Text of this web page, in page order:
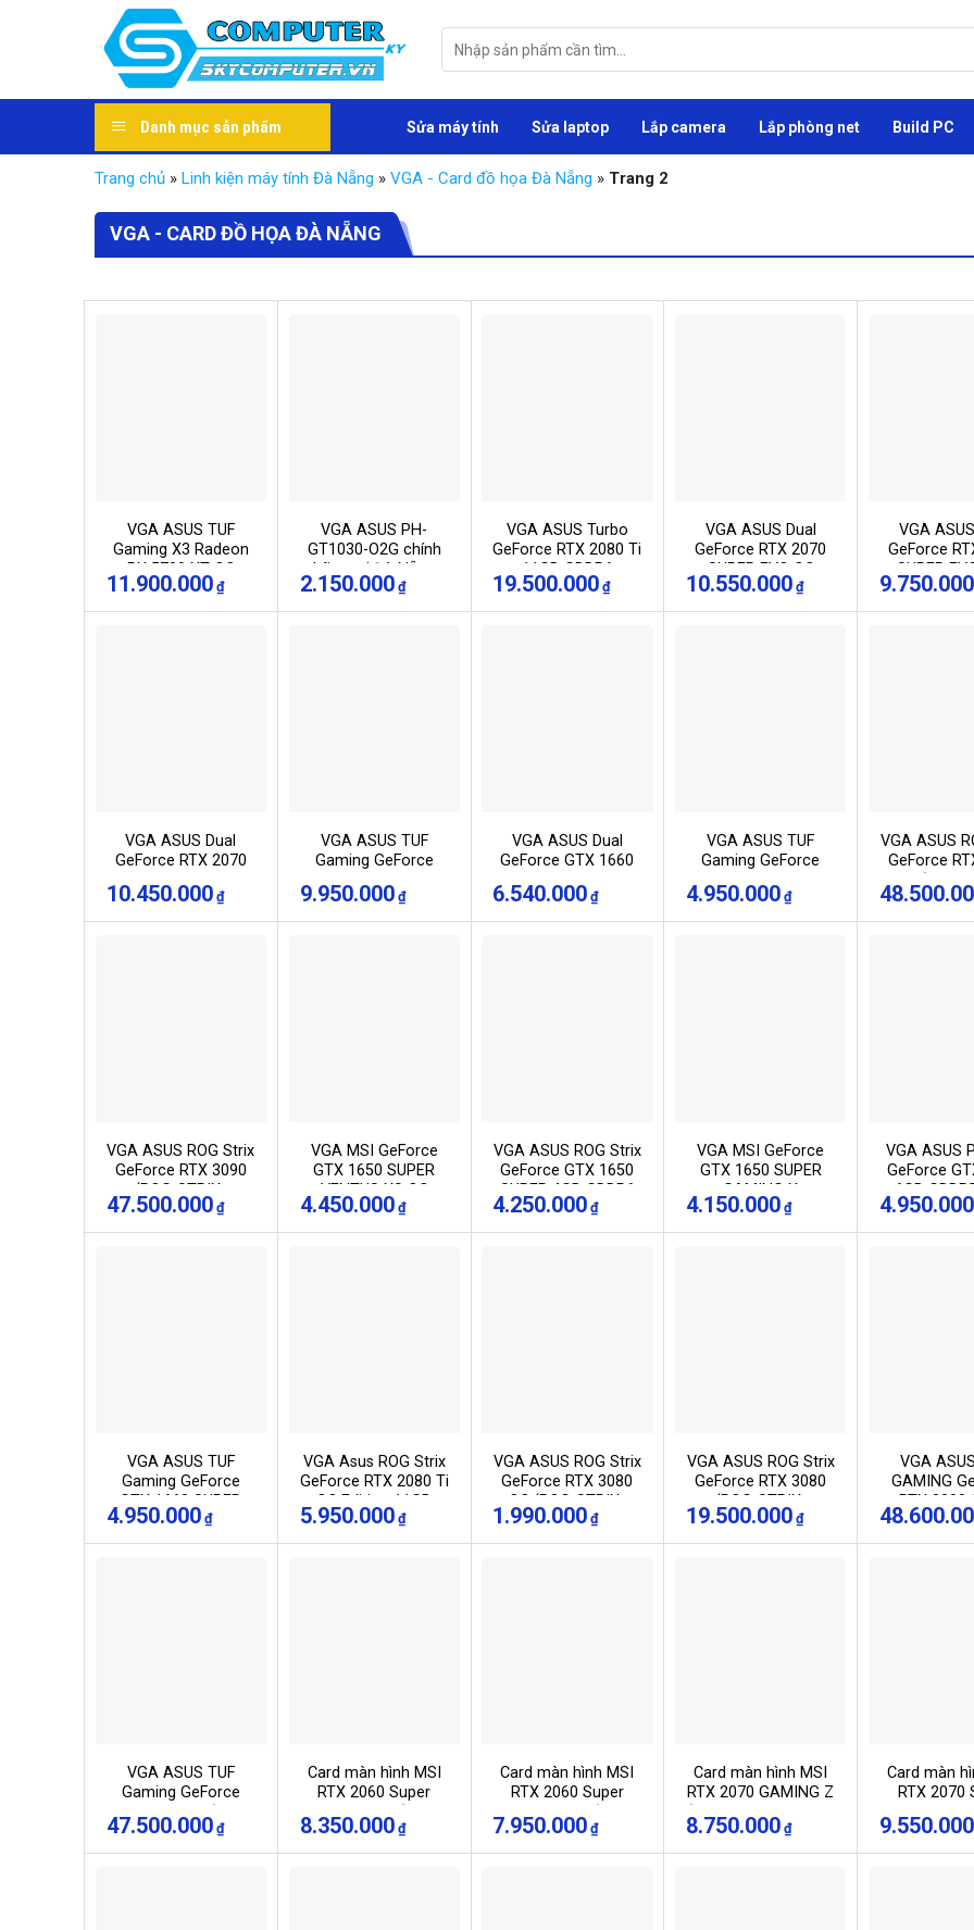
kiếm:
Danh mục sản phẩm Sửa máy tính Sửa laptop Lắp camera Lắp phòng net Build PC
Trang chủ » Linh kiện máy tính Đà Nẵng » VGA - Card đồ họa Đà Nẵng » Trang 2
VGA - CARD ĐỒ HỌA ĐÀ NẴNG
VGA ASUS TUF
Gaming X3 Radeon
RX 5700 XT OC
edition 8GB GDDR6
(TUF 3-RX5700XT-
11.900.000 ₫
VGA ASUS PH-
GT1030-O2G chính
hãng tại Đà Nẵng
2.150.000 ₫
VGA ASUS Turbo
GeForce RTX 2080 Ti
11GB GDDR6
(TURBO-RTX2080TI-
11G)
19.500.000 ₫
VGA ASUS Dual
GeForce RTX 2070
SUPER EVO OC
edition 8GB GDDR6
(DUAL-RTX2070S-
10.550.000 ₫
VGA
GeForce
SUPER
GDDR6
RTX2060S-
9.750.000
VGA ASUS Dual
GeForce RTX 2070
(DUAL-RTX2070-8G-
EVO-V2)
10.450.000 ₫
VGA ASUS TUF
Gaming GeForce
GDDR6 OC edition
(TUF-RTX2060-O6G-
9.950.000 ₫
VGA ASUS Dual
GeForce GTX 1660
EVO OC (DUAL-
GTX1660S-O6G-
6.540.000 ₫
VGA ASUS TUF
Gaming GeForce
6GB GDDR6 OC
edition (TUF-
4.950.000 ₫
VGA ASUS
GeForce
RTX3090-
VGA ASUS ROG Strix
GeForce RTX 3090
(ROG-STRIX-
RTX3090-24G-
GAMING)
47.500.000 ₫
VGA MSI GeForce
GTX 1650 SUPER
VENTUS XS OC
4.450.000 ₫
VGA ASUS ROG Strix
GeForce GTX 1650
SUPER 4GB GDDR6
(ROG-STRIX-
GTX1650S-4G-
4.250.000 ₫
VGA MSI GeForce
GTX 1650 SUPER
GAMING X
4.150.000 ₫
VGA ASUS
GeForce
6GB
GTX1660-
4.950.000
VGA ASUS TUF
Gaming GeForce
GTX 1660 SUPER
6GB GDDR6 (TUF-
GTX1660S-6G-
4.950.000 ₫
VGA Asus ROG Strix
GeForce RTX 2080 Ti
OC Edition 11GB
GDDR6 (ROG-STRIX-
RTX2080TI-O11G-
5.950.000 ₫
VGA ASUS ROG Strix
GeForce RTX 3080
OC (ROG-STRIX-
RTX3080-O10G-
GAMING)
1.990.000 ₫
VGA ASUS ROG Strix
GeForce RTX 3080
(ROG-STRIX-
RTX3080-10G-
GAMING)
19.500.000 ₫
VGA
GAMING
RTX 3090
RTX3090-
VGA ASUS TUF
Gaming GeForce
RTX3090-O24G-
GAMING)
47.500.000 ₫
Card màn hình MSI
RTX 2060 Super
GDDR6, 256-bit,
HDMI+DP, 1×8-pin)
8.350.000 ₫
Card màn hình MSI
RTX 2060 Super
GDDR6, 256-bit,
HDMI+DP, 1×8-pin)
7.950.000 ₫
Card màn hình MSI
RTX 2070 GAMING Z
HDMI+DP+Type-C,
1×8-pin+ 1×6-pin)
8.750.000 ₫
Card màn
RTX 2070
GDDR6,
HDMI+DP,
9.550.000